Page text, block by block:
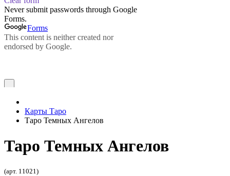
Карты Таро
Таро Темных Ангелов
Таро Темных Ангелов
(арт. 11021)